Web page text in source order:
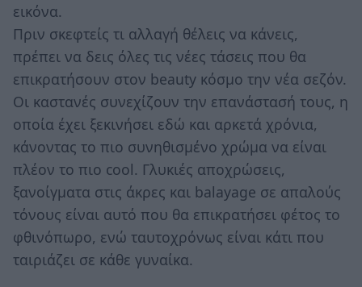
εικόνα.
Πριν σκεφτείς τι αλλαγή θέλεις να κάνεις,
πρέπει να δεις όλες τις νέες τάσεις που θα
επικρατήσουν στον beauty κόσμο την νέα σεζόν.
Οι καστανές συνεχίζουν την επανάστασή τους, η
οποία έχει ξεκινήσει εδώ και αρκετά χρόνια,
κάνοντας το πιο συνηθισμένο χρώμα να είναι
πλέον το πιο cool. Γλυκιές αποχρώσεις,
ξανοίγματα στις άκρες και balayage σε απαλούς
τόνους είναι αυτό που θα επικρατήσει φέτος το
φθινόπωρο, ενώ ταυτοχρόνως είναι κάτι που
ταιριάζει σε κάθε γυναίκα.